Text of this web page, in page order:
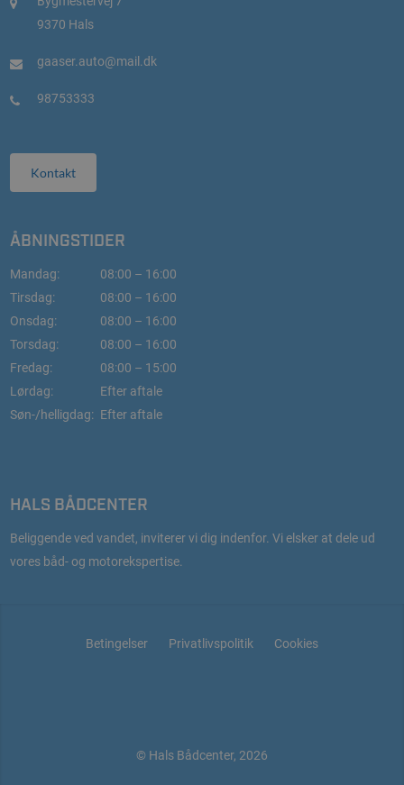
9370 Hals
gaaser.auto@mail.dk
98753333
Kontakt
ÅBNINGSTIDER
Mandag:
08:00 – 16:00
Tirsdag:
08:00 – 16:00
Onsdag:
08:00 – 16:00
Torsdag:
08:00 – 16:00
Fredag:
08:00 – 15:00
Lørdag:
Efter aftale
Søn-/helligdag: Efter aftale
HALS BÅDCENTER
Beliggende ved vandet, inviterer vi dig indenfor. Vi elsker at dele ud
vores båd- og motorekspertise.
Betingelser Privatlivspolitik Cookies
© Hals Bådcenter, 2026